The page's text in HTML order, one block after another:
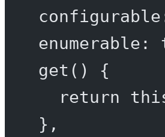
enumerable:
get () {
return
},